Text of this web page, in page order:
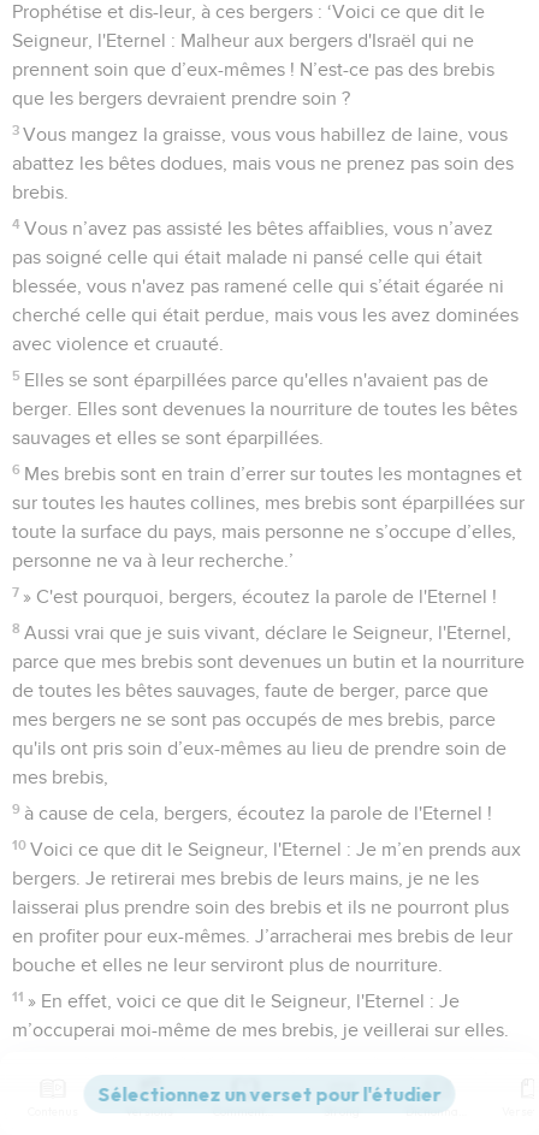
Prophétise et dis-leur, à ces bergers : ‘Voici ce que dit le
Seigneur, l'Eternel : Malheur aux bergers d'Israël qui ne
prennent soin que d’eux-mêmes ! N’est-ce pas des brebis
que les bergers devraient prendre soin ?
3 Vous mangez la graisse, vous vous habillez de laine, vous
abattez les bêtes dodues, mais vous ne prenez pas soin des
brebis.
4 Vous n’avez pas assisté les bêtes affaiblies, vous n’avez
pas soigné celle qui était malade ni pansé celle qui était
blessée, vous n'avez pas ramené celle qui s’était égarée ni
cherché celle qui était perdue, mais vous les avez dominées
avec violence et cruauté.
5 Elles se sont éparpillées parce qu'elles n'avaient pas de
berger. Elles sont devenues la nourriture de toutes les bêtes
sauvages et elles se sont éparpillées.
6 Mes brebis sont en train d’errer sur toutes les montagnes et
sur toutes les hautes collines, mes brebis sont éparpillées sur
toute la surface du pays, mais personne ne s’occupe d’elles,
personne ne va à leur recherche.’
7 » C'est pourquoi, bergers, écoutez la parole de l'Eternel !
8 Aussi vrai que je suis vivant, déclare le Seigneur, l'Eternel,
parce que mes brebis sont devenues un butin et la nourriture
de toutes les bêtes sauvages, faute de berger, parce que
mes bergers ne se sont pas occupés de mes brebis, parce
qu'ils ont pris soin d’eux-mêmes au lieu de prendre soin de
mes brebis,
9 à cause de cela, bergers, écoutez la parole de l'Eternel !
10 Voici ce que dit le Seigneur, l'Eternel : Je m’en prends aux
bergers. Je retirerai mes brebis de leurs mains, je ne les
laisserai plus prendre soin des brebis et ils ne pourront plus
en profiter pour eux-mêmes. J’arracherai mes brebis de leur
bouche et elles ne leur serviront plus de nourriture.
11 » En effet, voici ce que dit le Seigneur, l'Eternel : Je
m’occuperai moi-même de mes brebis, je veillerai sur elles.
troupeau quand il se trouve au milieu de ses brebis et
Versions Commentaires Strong